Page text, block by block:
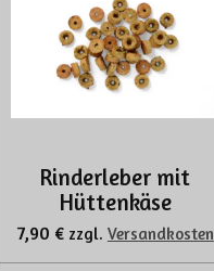
Rinderleber mit
Hüttenkäse
7,90 € zzgl. Versandkosten